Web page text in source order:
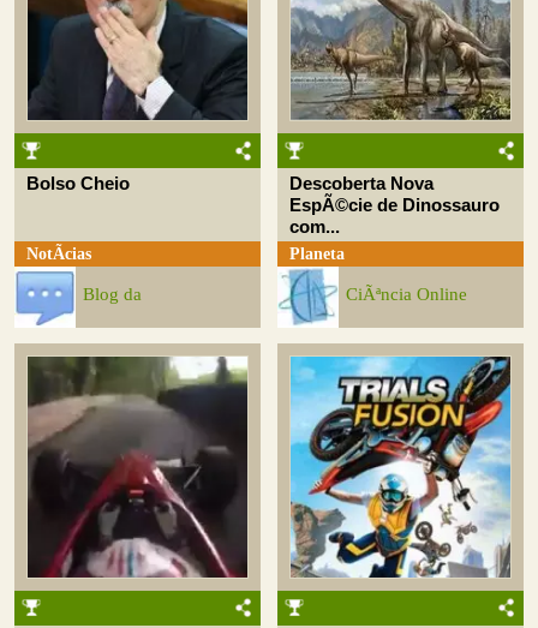
Bolso Cheio
NotÃ­cias
Blog da
Descoberta Nova
EspÃ©cie de Dinossauro
com...
Planeta
CiÃªncia Online